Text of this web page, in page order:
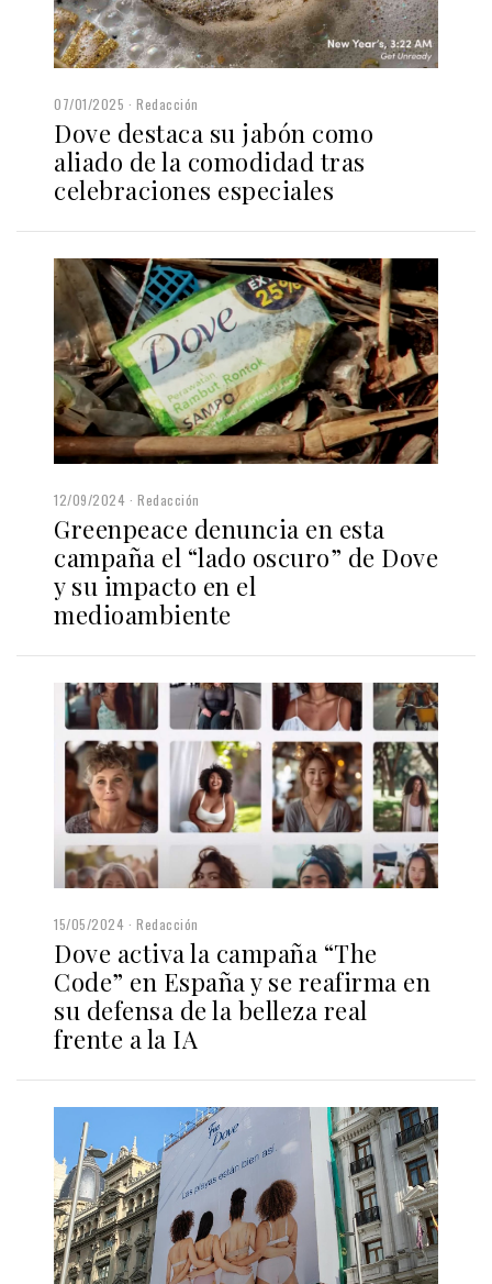
07/01/2025 Redacción
Dove destaca su jabón como
aliado de la comodidad tras
celebraciones especiales
12/09/2024 Redacción
Greenpeace denuncia en esta
campaña el “lado oscuro” de Dove
y su impacto en el
medioambiente
15/05/2024 Redacción
Dove activa la campaña “The
Code” en España y se reafirma en
su defensa de la belleza real
frente a la IA